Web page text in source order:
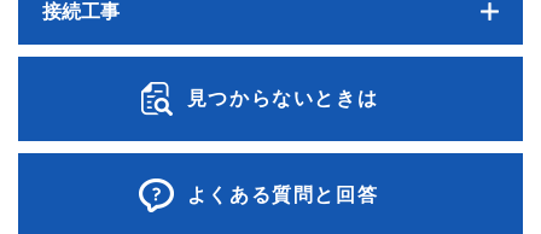
接続工事
見つからないときは
よくある質問と回答